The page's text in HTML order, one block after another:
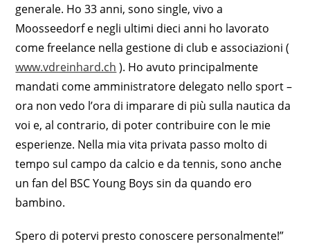
generale. Ho 33 anni, sono single, vivo a
Moosseedorf e negli ultimi dieci anni ho lavorato
come freelance nella gestione di club e associazioni (
www.vdreinhard.ch ). Ho avuto principalmente
mandati come amministratore delegato nello sport –
ora non vedo l’ora di imparare di più sulla nautica da
voi e, al contrario, di poter contribuire con le mie
esperienze. Nella mia vita privata passo molto di
tempo sul campo da calcio e da tennis, sono anche
un fan del BSC Young Boys sin da quando ero
bambino.
Spero di potervi presto conoscere personalmente!”